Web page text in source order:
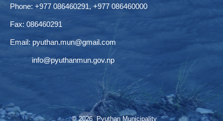
Phone: +977 086460291, +977 086460000
Fax: 086460291
Email: pyuthan.mun@gmail.com
info@pyuthanmun.gov.np
© 2026 Pyuthan Municipality